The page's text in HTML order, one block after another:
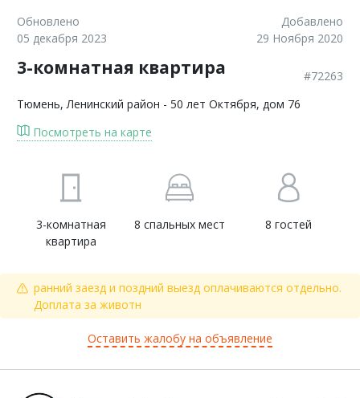
Обновлено
05 декабря 2023
Добавлено
29 Ноября 2020
3-комнатная квартира
#72263
Тюмень, Ленинский район - 50 лет Октября, дом 76
Посмотреть на карте
3-комнатная
квартира
8 спальных мест 8 гостей
ранний заезд и поздний выезд оплачиваются отдельно.
Доплата за животн
Оставить жалобу на объявление